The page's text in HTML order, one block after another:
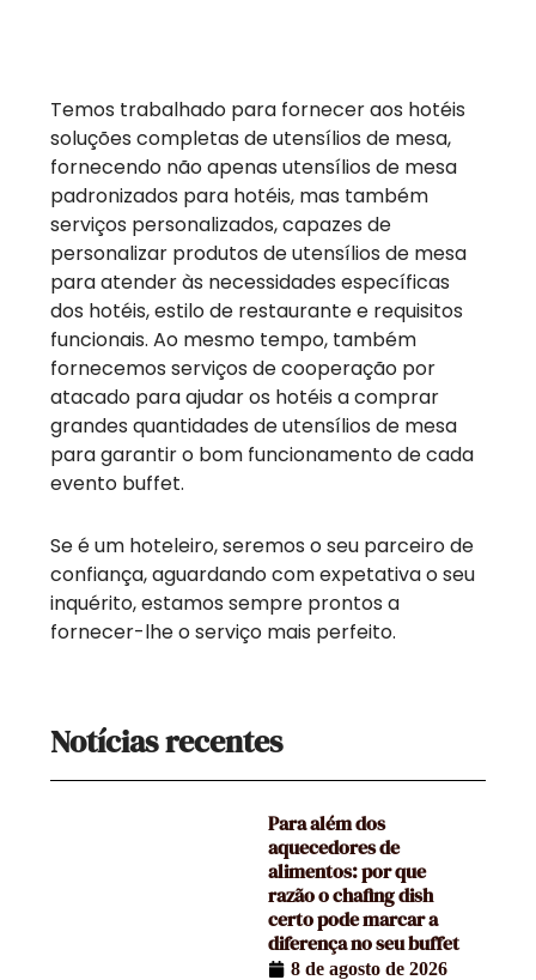
Temos trabalhado para fornecer aos hotéis
soluções completas de utensílios de mesa,
fornecendo não apenas utensílios de mesa
padronizados para hotéis, mas também
serviços personalizados, capazes de
personalizar produtos de utensílios de mesa
para atender às necessidades específicas
dos hotéis, estilo de restaurante e requisitos
funcionais. Ao mesmo tempo, também
fornecemos serviços de cooperação por
atacado para ajudar os hotéis a comprar
grandes quantidades de utensílios de mesa
para garantir o bom funcionamento de cada
evento buffet.
Se é um hoteleiro, seremos o seu parceiro de
confiança, aguardando com expetativa o seu
inquérito, estamos sempre prontos a
fornecer-lhe o serviço mais perfeito.
Notícias recentes
Para além dos
aquecedores de
alimentos: por que
razão o chafing dish
certo pode marcar a
diferença no seu buffet
8 de agosto de 2026